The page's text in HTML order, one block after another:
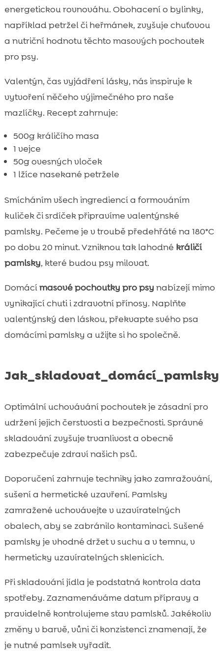
energetickou rovnováhu. Obohacení o bylinky,
například petržel či heřmánek, zvyšuje chuťovou
a nutriční hodnotu těchto masových pochoutek
pro psy.
Valentýn, čas vyjádření lásky, nás inspiruje k
vytvoření něčeho výjimečného pro naše
mazlíčky. Recept zahrnuje:
500g králičího masa
1 vejce
50g ovesných vloček
1 lžíce nasekané petržele
Smícháním všech ingrediencí a formováním
kuliček či srdíček připravíme valentýnské
pamlsky. Pečeme je v troubě předehřáté na 180°C
po dobu 20 minut. Vzniknou tak lahodné králičí
pamlsky, které budou psy milovat.
Domácímasové pochoutky pro psy nabízejí mimo
vynikající chuti i zdravotní přínosy. Naplňte
valentýnský den láskou, překvapte svého psa
domácími pamlsky a užijte si ho společně.
Jak_skladovat_domácí_pamlsky
Optimální uchovávání pochoutek je zásadní pro
udržení jejich čerstvosti a bezpečnosti. Správné
skladování zvyšuje trvanlivost a obecně
zabezpečuje zdraví našich psů.
Doporučení zahrnuje techniky jako zamražování,
sušení a hermetické uzavření. Pamlsky
zamražené uchovávejte v uzavíratelných
obalech, aby se zabránilo kontaminaci. Sušené
pamlsky je vhodné držet v suchu a v temnu, v
hermeticky uzavíratelných sklenicích.
Při skladování jídla je podstatná kontrola data
spotřeby. Zaznamenáváme datum přípravy a
pravidelně kontrolujeme stav pamlsků. Jakékoliv
změny v barvě, vůni či konzistenci znamenají, že
je nutné pamlsek vyřadit.